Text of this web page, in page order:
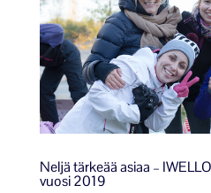
Neljä tärkeää asiaa –
vuosi 2019